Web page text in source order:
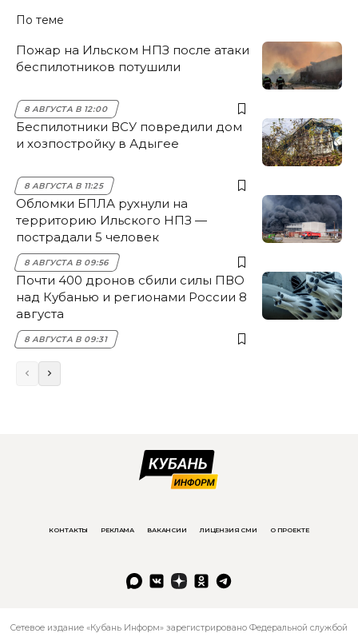
По теме
Пожар на Ильском НПЗ после атаки
беспилотников потушили
8 АВГУСТА В 12:00
Беспилотники ВСУ повредили дом
и хозпостройку в Адыгее
8 АВГУСТА В 11:25
Обломки БПЛА рухнули на
территорию Ильского НПЗ —
пострадали 5 человек
8 АВГУСТА В 09:56
Почти 400 дронов сбили силы ПВО
над Кубанью и регионами России 8
августа
8 АВГУСТА В 09:31
КОНТАКТЫ РЕКЛАМА ВАКАНСИИ ЛИЦЕНЗИЯ СМИ О ПРОЕКТЕ
Сетевое издание «Кубань Информ» зарегистрировано Федеральной службой